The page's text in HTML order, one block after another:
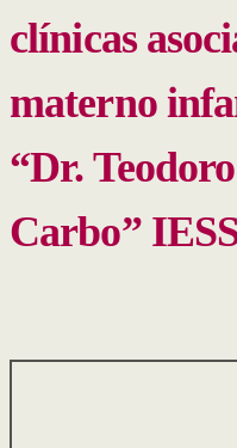
clínicas
materno
“Dr.
Carbo”